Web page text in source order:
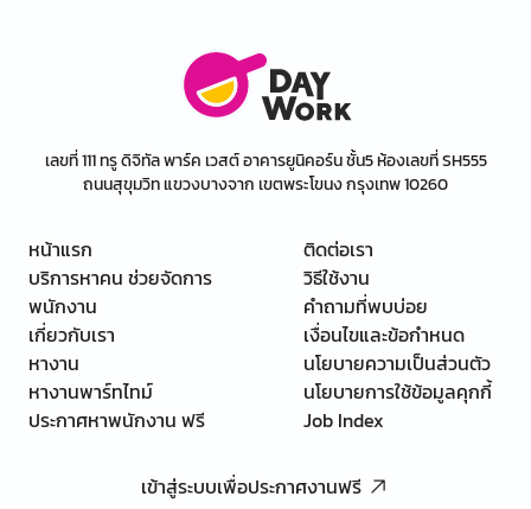
เลขที่ 111 ทรู ดิจิทัล พาร์ค เวสต์ อาคารยูนิคอร์น ชั้น5 ห้องเลขที่ SH555
ถนนสุขุมวิท แขวงบางจาก เขตพระโขนง กรุงเทพ 10260
หน้าแรก
บริการหาคน ช่วยจัดการ
พนักงาน
เกี่ยวกับเรา
หางาน
หางานพาร์ทไทม์
ประกาศหาพนักงาน ฟรี
ติดต่อเรา
วิธีใช้งาน
คำถามที่พบบ่อย
เงื่อนไขและข้อกำหนด
นโยบายความเป็นส่วนตัว
นโยบายการใช้ข้อมูลคุกกี้
Job Index
เข้าสู่ระบบเพื่อประกาศงานฟรี